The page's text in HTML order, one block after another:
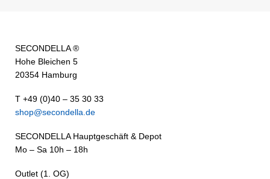
SECONDELLA ®
Hohe Bleichen 5
20354 Hamburg
T +49 (0)40 – 35 30 33
shop@secondella.de
SECONDELLA Hauptgeschäft & Depot
Mo – Sa 10h – 18h
Outlet (1. OG)